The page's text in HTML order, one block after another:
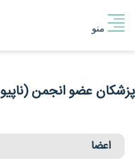
منو
پزشکان عضو انجمن
اعضا